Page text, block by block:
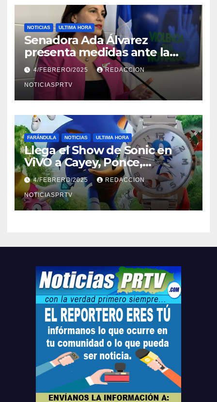
NOTICIAS ULTIMA HORA
Senadora Ada Álvarez
presenta medidas ante la
violencia en el noviazgo
4/FEBRERO/2025 REDACCION
NOTICIASPRTV
FARÁNDULA NOTICIAS ULTIMA HORA
Llega el Show de Sonic en
ViVO a Cayey, Ponce,
Barceloneta y Humacao,
Relojes gratis para el que
compre ahora….
4/FEBRERO/2025 REDACCION
NOTICIASPRTV